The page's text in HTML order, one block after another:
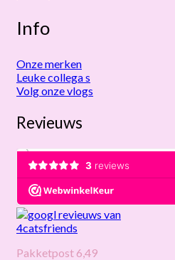
Info
Onze merken
Leuke collega s
Volg onze vlogs
Revieuws
Pakketpost 6,49